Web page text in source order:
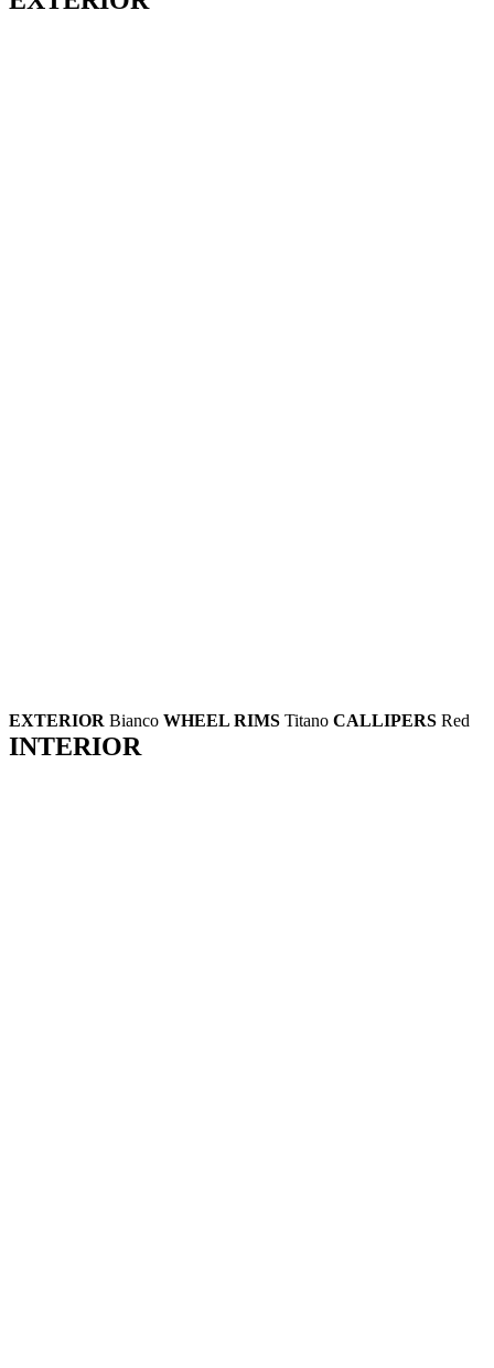
EXTERIOR Bianco WHEEL RIMS Titano CALLIPERS Red
INTERIOR